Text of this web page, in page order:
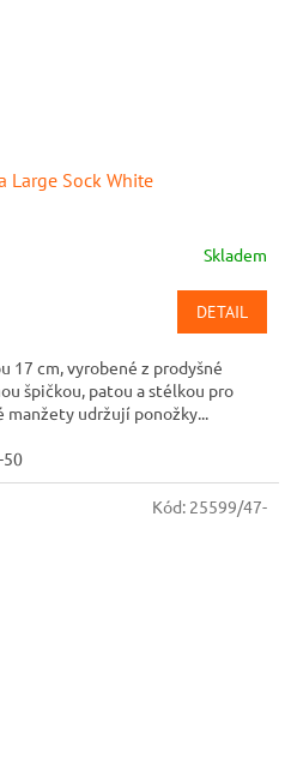
Large Sock White
Skladem
DETAIL
17 cm, vyrobené z prodyšné
špičkou, patou a stélkou pro
manžety udržují ponožky...
50
Kód: 25599/47-